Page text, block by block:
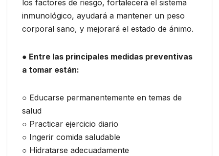
los factores de riesgo, fortalecerá el sistema
inmunológico, ayudará a mantener un peso
corporal sano, y mejorará el estado de ánimo.
● Entre las principales medidas preventivas
a tomar están:
○ Educarse permanentemente en temas de
salud
○ Practicar ejercicio diario
○ Ingerir comida saludable
○ Hidratarse adecuadamente